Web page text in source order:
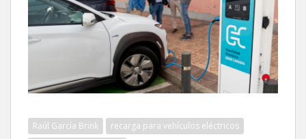
Raúl García Brink
recarga para vehículos eléctricos